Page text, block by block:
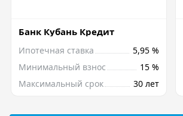
Банк Кубань Кредит
Ипотечная ставка
5,95 %
Минимальный взнос
15 %
Максимальный срок
30 лет